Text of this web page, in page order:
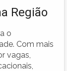
Região
o
Com mais
vagas,